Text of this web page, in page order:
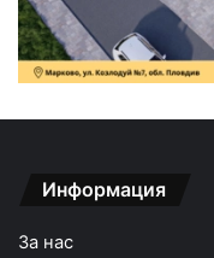
Информация
За нас